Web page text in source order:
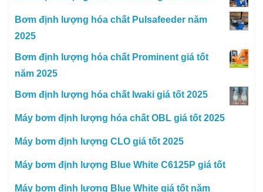
Bơm định lượng hóa chất Pulsafeeder năm
2025
Bơm định lượng hóa chất Prominent giá tốt
năm 2025
Bơm định lượng hóa chất Iwaki giá tốt 2025
Máy bơm định lượng hóa chất OBL giá tốt 2025
Máy bơm định lượng CLO giá tốt 2025
Máy bơm định lượng Blue White C6125P giá tốt
Máy bơm định lượng Blue White giá tốt năm